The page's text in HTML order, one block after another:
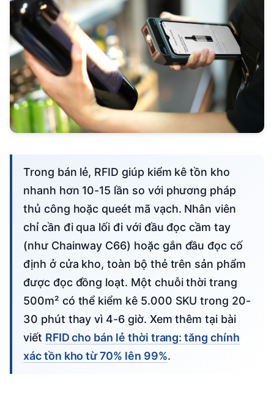
Trong bán lẻ, RFID giúp kiểm kê tồn kho
nhanh hơn 10-15 lần so với phương pháp
thủ công hoặc queét mã vạch. Nhân viên
chỉ cần đi qua lối đi với đầu đọc cầm tay
(như Chainway C66) hoặc gắn đầu đọc cố
định ở cửa kho, toàn bộ thẻ trên sản phẩm
được đọc đồng loạt. Một chuỗi thời trang
500m² có thể kiểm kê 5.000 SKU trong 20-
30 phút thay vì 4-6 giờ. Xem thêm tại bài
viết RFID cho bán lẻ thời trang: tăng chính
xác tồn kho từ 70% lên 99%.